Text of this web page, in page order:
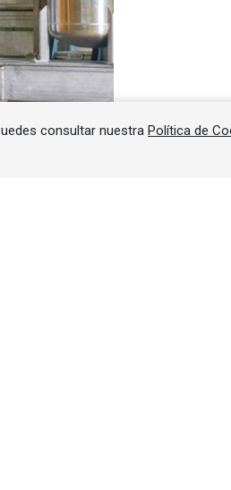
consultar nuestra Política de